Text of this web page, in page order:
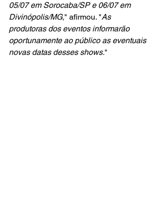
05/07 em Sorocaba/SP e 06/07 em
Divinópolis/MG," afirmou. "As
produtoras dos eventos informarão
oportunamente ao público as eventuais
novas datas desses shows."